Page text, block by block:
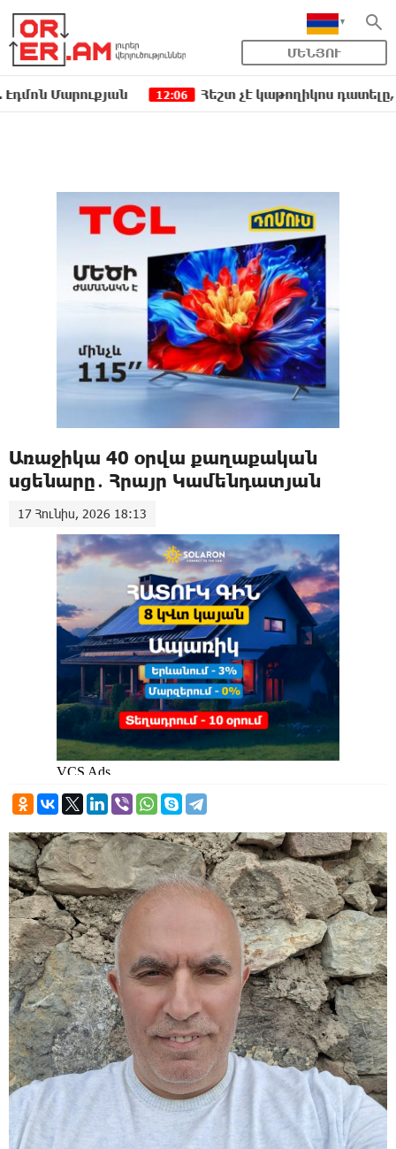
ՄԵՆՅՈՒ
12:06 Հեշտ չէ կաթողիկոս դատելը, անգամ
Առաջիկա 40 օրվա քաղաքական
սցենարը․ Հրայր Կամենդատյան
17 Հունիս, 2026 18:13